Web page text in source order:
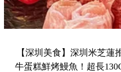
【深圳美食】深圳米芝蓮
牛蛋糕鮮烤鰻魚！超長